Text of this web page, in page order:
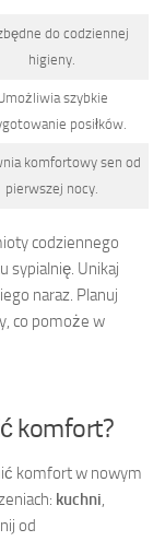
do codziennej
higieny.
szybkie
posiłków.
komfortowy sen od
pierwszej nocy.
codziennego
sypialnię. Unikaj
naraz. Planuj
co pomoże w
komfort?
komfort w nowym
kuchni,
od